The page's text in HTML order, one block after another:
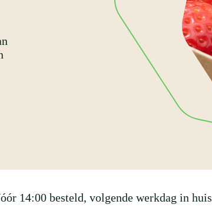
14:00 besteld, volgende werkdag in huis